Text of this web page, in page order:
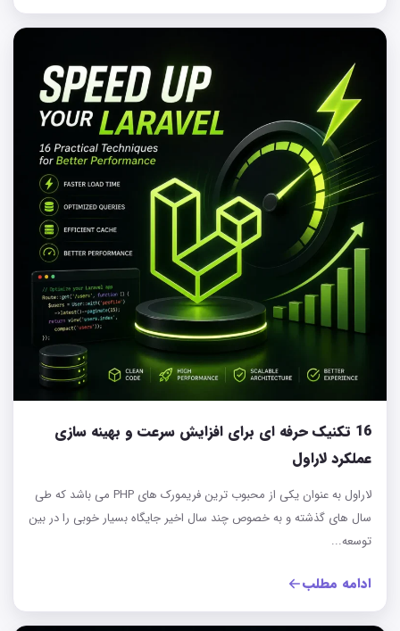
16 تکنیک حرفه‌ ای برای افزایش سرعت و بهینه‌ سازی
عملکرد لاراول
لاراول به عنوان یکی از محبوب ترین فریمورک های PHP می باشد که طی
سال های گذشته و به خصوص چند سال اخیر جایگاه بسیار خوبی را در بین
توسعه...
ادامه مطلب